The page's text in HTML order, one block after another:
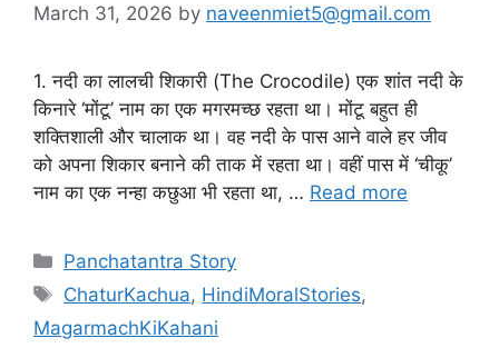
March 31, 2026 by naveenmiet5@gmail.com
1. नदी का लालची शिकारी (The Crocodile) एक शांत नदी के
किनारे ‘मोंटू’ नाम का एक मगरमच्छ रहता था। मोंटू बहुत ही
शक्तिशाली और चालाक था। वह नदी के पास आने वाले हर जीव
को अपना शिकार बनाने की ताक में रहता था। वहीं पास में ‘चीकू’
नाम का एक नन्हा कछुआ भी रहता था, … Read more
Categories
Panchatantra Story
Tags
ChaturKachua, HindiMoralStories,
MagarmachKiKahani